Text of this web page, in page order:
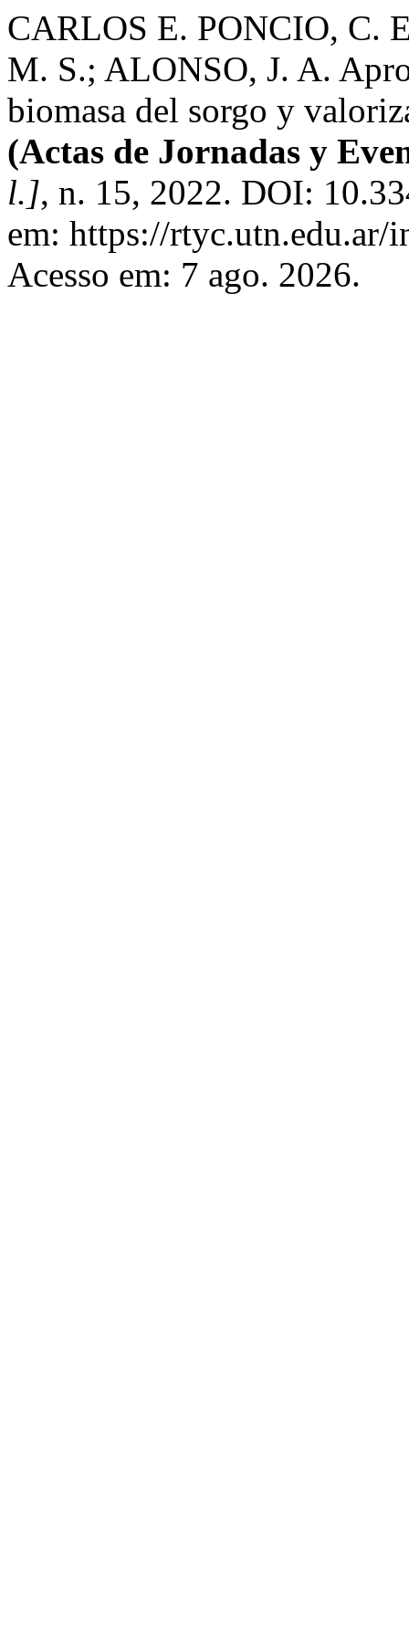
CARLOS E. PONCIO, C.
M. S.; ALONSO, J. A.
biomasa del sorgo y
(Actas de Jornadas y
l.], n. 15, 2022. DOI:
em: https://rtyc.utn.edu.ar/
Acesso em: 7 ago. 2026.